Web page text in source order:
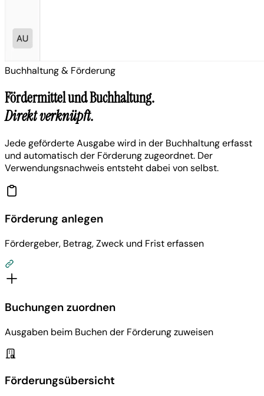
Buchhaltung & Förderung
Fördermittel und Buchhaltung.
Direkt verknüpft.
Jede geförderte Ausgabe wird in der Buchhaltung erfasst
und automatisch der Förderung zugeordnet. Der
Verwendungsnachweis entsteht dabei von selbst.
Förderung anlegen
Fördergeber, Betrag, Zweck und Frist erfassen
Buchungen zuordnen
Ausgaben beim Buchen der Förderung zuweisen
Förderungsübersicht